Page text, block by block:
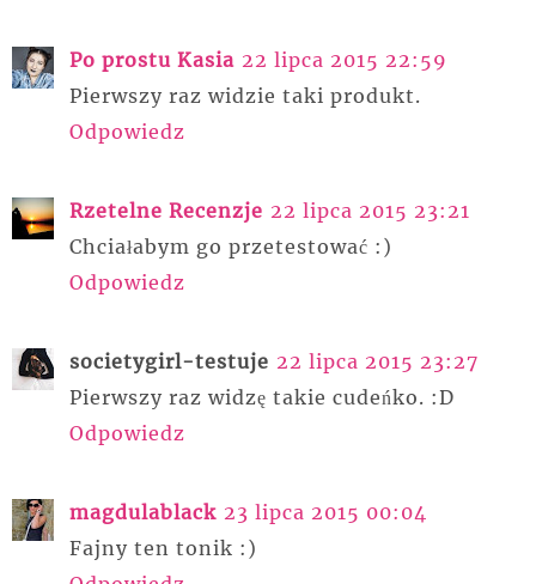
Po prostu Kasia 22 lipca 2015 22:59
Pierwszy raz widzie taki produkt.
Odpowiedz
Rzetelne Recenzje 22 lipca 2015 23:21
Chciałabym go przetestować :)
Odpowiedz
societygirl-testuje 22 lipca 2015 23:27
Pierwszy raz widzę takie cudeńko. :D
Odpowiedz
magdulablack 23 lipca 2015 00:04
Fajny ten tonik :)